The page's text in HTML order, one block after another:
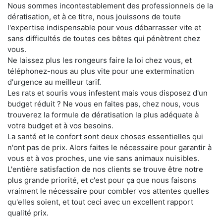
Nous sommes incontestablement des professionnels de la
dératisation, et à ce titre, nous jouissons de toute
l'expertise indispensable pour vous débarrasser vite et
sans difficultés de toutes ces bêtes qui pénètrent chez
vous.
Ne laissez plus les rongeurs faire la loi chez vous, et
téléphonez-nous au plus vite pour une extermination
d'urgence au meilleur tarif.
Les rats et souris vous infestent mais vous disposez d'un
budget réduit ? Ne vous en faites pas, chez nous, vous
trouverez la formule de dératisation la plus adéquate à
votre budget et à vos besoins.
La santé et le confort sont deux choses essentielles qui
n'ont pas de prix. Alors faites le nécessaire pour garantir à
vous et à vos proches, une vie sans animaux nuisibles.
L'entière satisfaction de nos clients se trouve être notre
plus grande priorité, et c'est pour ça que nous faisons
vraiment le nécessaire pour combler vos attentes quelles
qu'elles soient, et tout ceci avec un excellent rapport
qualité prix.